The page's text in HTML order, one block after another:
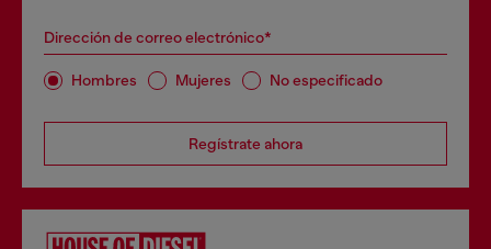
Dirección de correo electrónico*
Hombres Mujeres No especificado
Regístrate ahora